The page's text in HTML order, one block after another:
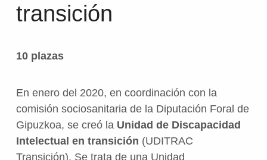
transición
10 plazas
En enero del 2020, en coordinación con la
comisión sociosanitaria de la Diputación Foral de
Gipuzkoa, se creó la Unidad de Discapacidad
Intelectual en transición (UDITRAC
Transición). Se trata de una Unidad